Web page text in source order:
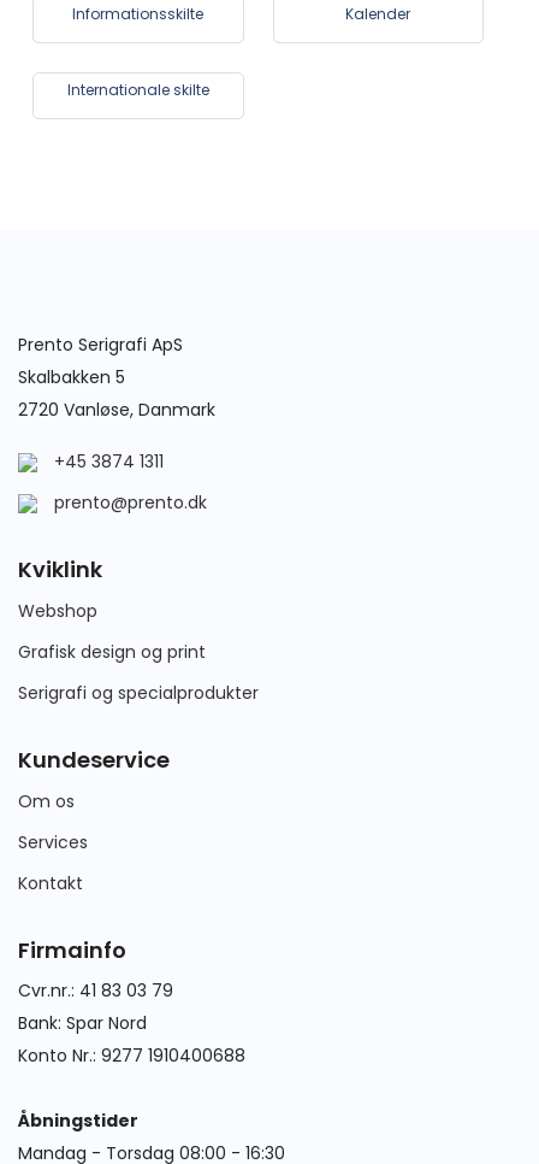
Informationsskilte Kalender
Internationale skilte
Prento Serigrafi ApS
Skalbakken 5
2720 Vanløse, Danmark
+45 3874 1311
prento@prento.dk
Kviklink
Webshop
Grafisk design og print
Serigrafi og specialprodukter
Kundeservice
Om os
Services
Kontakt
Firmainfo
Cvr.nr.: 41 83 03 79
Bank: Spar Nord
Konto Nr.: 9277 1910400688
Åbningstider
Mandag - Torsdag 08:00 - 16:30